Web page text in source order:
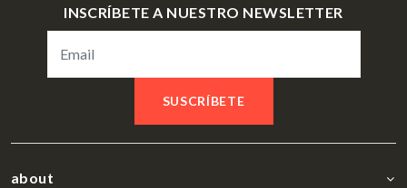
INSCRÍBETE A NUESTRO NEWSLETTER
SUSCRÍBETE
about